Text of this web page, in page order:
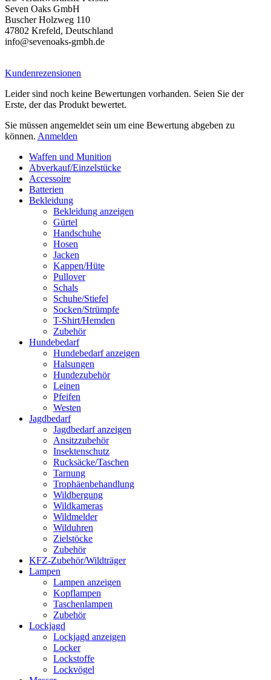
Seven Oaks GmbH
Buscher Holzweg 110
47802 Krefeld, Deutschland
info@sevenoaks-gmbh.de
Kundenrezensionen
Leider sind noch keine Bewertungen vorhanden. Seien Sie der
Erste, der das Produkt bewertet.
Sie müssen angemeldet sein um eine Bewertung abgeben zu
können. Anmelden
Waffen und Munition
Abverkauf/Einzelstücke
Accessoire
Batterien
Bekleidung
Bekleidung anzeigen
Gürtel
Handschuhe
Hosen
Jacken
Kappen/Hüte
Pullover
Schals
Schuhe/Stiefel
Socken/Strümpfe
T-Shirt/Hemden
Zubehör
Hundebedarf
Hundebedarf anzeigen
Halsungen
Hundezubehör
Leinen
Pfeifen
Westen
Jagdbedarf
Jagdbedarf anzeigen
Ansitzzubehör
Insektenschutz
Rucksäcke/Taschen
Tarnung
Trophäenbehandlung
Wildbergung
Wildkameras
Wildmelder
Wilduhren
Zielstöcke
Zubehör
KFZ-Zubehör/Wildträger
Lampen
Lampen anzeigen
Kopflampen
Taschenlampen
Zubehör
Lockjagd
Lockjagd anzeigen
Locker
Lockstoffe
Lockvögel